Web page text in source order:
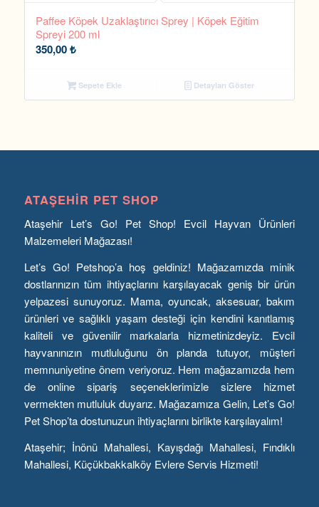
Paffee Köpek Uzaklaştırıcı Sprey | Köpek Eğitim
Spreyi 200 ml
350,00₺
Sepete Ekle Detayları Göster
ATAŞEHIR PET SHOP
Ataşehir Let’s Go! Pet Shop! Evcil Hayvan Ürünleri
Malzemeleri Mağazası!
Let’s Go! Petshop’a hoş geldiniz! Mağazamızda minik
dostlarınızın tüm ihtiyaçlarını karşılayacak geniş bir ürün
yelpazesi sunuyoruz. Mama, oyuncak, aksesuar, bakım
ürünleri ve sağlıklı yaşam desteği için kendini kanıtlamış
kaliteli ve güvenilir markalarla hizmetinizdeyiz. Evcil
hayvanınızın mutluluğunu ön planda tutuyor, müşteri
memnuniyetine önem veriyoruz. Hem mağazamızda hem
de online sipariş seçeneklerimizle sizlere hizmet
vermekten mutluluk duyarız. Mağazamıza Gelin, Let’s Go!
Pet Shop’ta dostunuzun ihtiyaçlarını birlikte karşılayalım!
Ataşehir; İnönü Mahallesi, Kayışdağı Mahallesi, Fındıklı
Mahallesi, Küçükbakkalköy Evlere Servis Hizmeti!